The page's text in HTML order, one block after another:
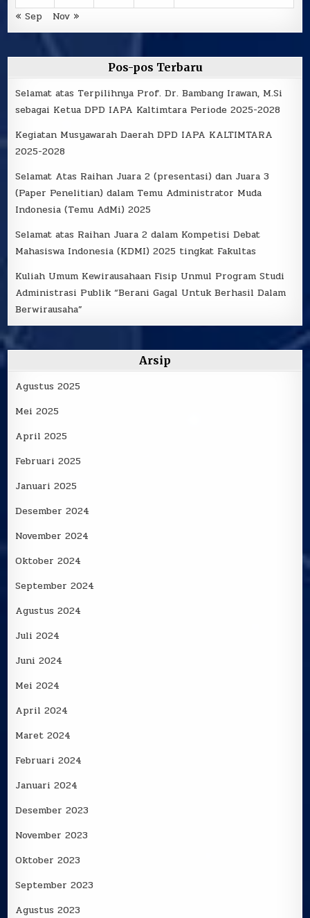
« Sep
Nov »
Pos-pos Terbaru
Selamat atas Terpilihnya Prof. Dr. Bambang Irawan, M.Si
sebagai Ketua DPD IAPA Kaltimtara Periode 2025-2028
Kegiatan Musyawarah Daerah DPD IAPA KALTIMTARA
2025-2028
Selamat Atas Raihan Juara 2 (presentasi) dan Juara 3
(Paper Penelitian) dalam Temu Administrator Muda
Indonesia (Temu AdMi) 2025
Selamat atas Raihan Juara 2 dalam Kompetisi Debat
Mahasiswa Indonesia (KDMI) 2025 tingkat Fakultas
Kuliah Umum Kewirausahaan Fisip Unmul Program Studi
Administrasi Publik “Berani Gagal Untuk Berhasil Dalam
Berwirausaha”
Arsip
Agustus 2025
Mei 2025
April 2025
Februari 2025
Januari 2025
Desember 2024
November 2024
Oktober 2024
September 2024
Agustus 2024
Juli 2024
Juni 2024
Mei 2024
April 2024
Maret 2024
Februari 2024
Januari 2024
Desember 2023
November 2023
Oktober 2023
September 2023
Agustus 2023